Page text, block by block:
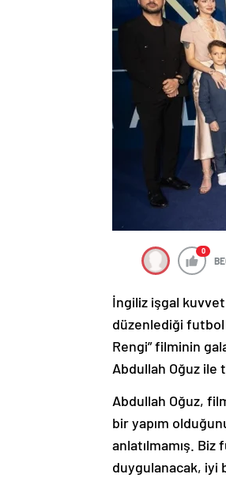
0
İngiliz işgal
düzenlediği futbol
Rengi” filminin
Abdullah Oğuz ile
Abdullah Oğuz,
bir yapım
anlatılmamış. Biz
duygulanacak, iyi